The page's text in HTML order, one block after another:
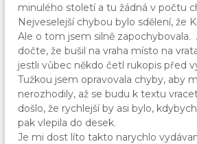
minulého století a tu žádná v počtu
Nejveselejší chybou bylo sdělení, že
Ale o tom jsem silně zapochybovala.
dočte, že bušil na vraha místo na
jestli vůbec někdo četl rukopis před
Tužkou jsem opravovala chyby, aby
nerozhodily, až se budu k textu
došlo, že rychlejší by asi bylo,
pak vlepila do desek.
Je mi dost líto takto narychlo